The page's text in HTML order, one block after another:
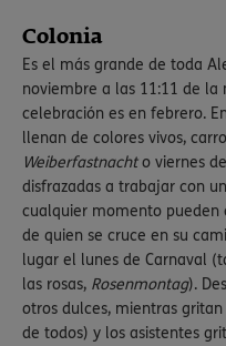
Colonia
Es el más grande de toda
noviembre a las 11:11 de
celebración es en febrero.
llenan de colores vivos,
Weiberfastnachto viernes
disfrazadas a trabajar con
cualquier momento
de quien se cruce en su
lugar el lunes de Carnaval
las rosas, Rosenmontag).
otros dulces, mientras
de todos) y los asistentes